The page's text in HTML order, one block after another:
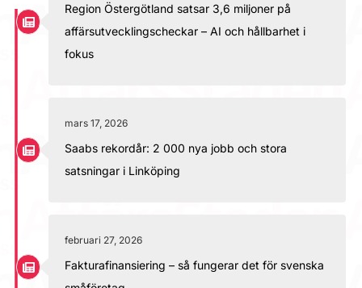
Region Östergötland satsar 3,6 miljoner på
affärsutvecklingscheckar – AI och hållbarhet i
fokus
mars 17, 2026
Saabs rekordår: 2 000 nya jobb och stora
satsningar i Linköping
februari 27, 2026
Fakturafinansiering – så fungerar det för svenska